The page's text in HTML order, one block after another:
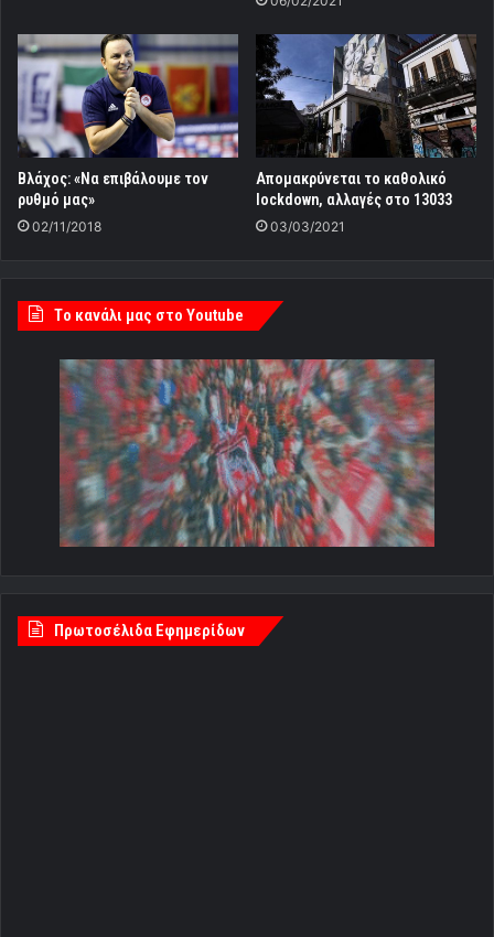
Βλάχος: «Να επιβάλουμε τον
ρυθμό μας»
02/11/2018
Απομακρύνεται το καθολικό
lockdown, αλλαγές στο 13033
03/03/2021
Tο κανάλι μας στο Youtube
Πρωτοσέλιδα Εφημερίδων